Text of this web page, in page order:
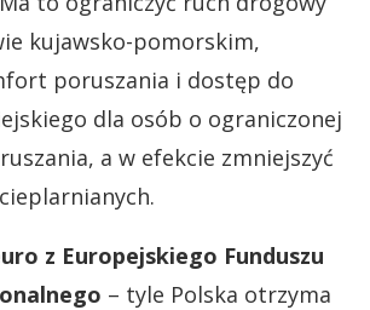
kujawsko-pomorskim,
poruszania i dostęp do
dla osób o ograniczonej
a w efekcie zmniejszyć
z Europejskiego Funduszu
– tyle Polska otrzyma